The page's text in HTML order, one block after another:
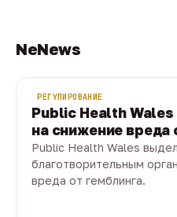
NeNews
РЕГУЛИРОВАНИЕ
Public Health
на снижение вреда
Public Health Wales
благотворительным
вреда от гемблинга.